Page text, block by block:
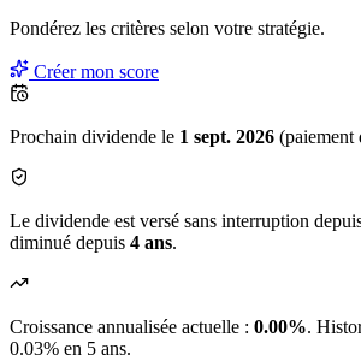
Pondérez les critères selon votre stratégie.
Créer mon score
Prochain dividende le 1 sept. 2026 (paiement
Le dividende est versé sans interruption
diminué depuis 4 ans.
Croissance annualisée actuelle : 0.00%.
0.03% en 5 ans.